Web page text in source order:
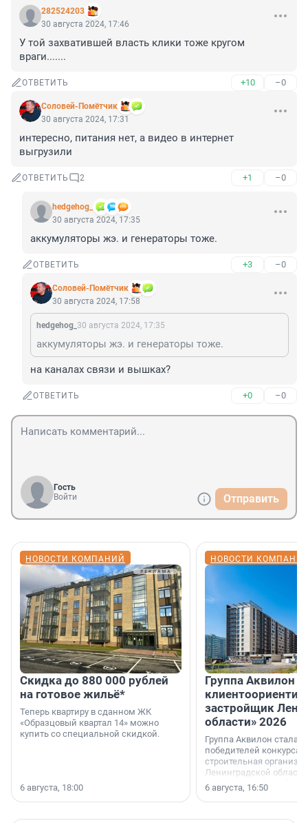
282524203
30 августа 2024, 17:46
У той захватившей власть клики тоже кругом
враги.......
ОТВЕТИТЬ +10 –0
Соловей-Помётчик
30 августа 2024, 17:31
интересно, питания нет, а видео в интернет
выгрузили
ОТВЕТИТЬ 2 +1 –0
hedgehog_
30 августа 2024, 17:35
аккумуляторы жэ. и генераторы тоже.
ОТВЕТИТЬ +3 –0
Соловей-Помётчик
30 августа 2024, 17:58
hedgehog_ 30 августа 2024, 17:35
аккумуляторы жэ. и генераторы тоже.
на каналах связи и вышках?
ОТВЕТИТЬ +0 –0
Гость
Войти
Отправить
НОВОСТИ КОМПАНИЙ
Скидка до 880 000 рублей
на готовое жильё*
Теперь квартиру в сданном ЖК
«Образцовый квартал 14» можно
купить со специальной скидкой.
6 августа, 18:00
НОВОСТИ
Группа Аквилон
застройщик
области» 2026
Группа Аквилон стала
победителей конкурса
строительная
Ленинградской области
номинации «Самый
застройщик
области».
6 августа, 16:50